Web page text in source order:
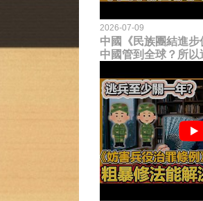
2026-07-09
中國《民族團結進步
中國管到全球？所
臉？